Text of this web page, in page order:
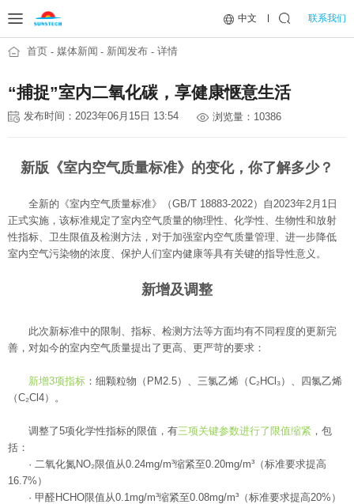
中文 联系我们
首页 媒体新闻 新闻发布 详情
“捕捉”室内二氧化碳，享健康惬意生活
发布时间：2023年06月15日 13:54 浏览量：10386
新版《室内空气质量标准》的变化，你了解多少？
全新的《室内空气质量标准》（GB/T 18883-2022）自2023年2月1日
正式实施，该标准规定了室内空气质量的物理性、化学性、生物性和放射
性指标、卫生限值及检测方法，对于加强室内空气质量管理、进一步降低
室内空气污染物的浓度、保护人们室内健康等具有关键的指导性意义。
新增及调整
此次新标准中的限制、指标、检测方法等方面均有不同程度的更新完
善，对如今的室内空气质量提出了更高、更严苛的要求：
新增3项指标 ：细颗粒物（PM2.5）、三氯乙烯（C₂HCl₃）、四氯乙烯
（C₂Cl4）。
调整了5项化学性指标的限值，有三项关键参数进行了限值缩紧 ，包
括：
· 二氧化氮NO₂限值从0.24mg/m³缩紧至0.20mg/m³（标准要求提高
16.7%）
· 甲醛HCHO限值从0.1mg/m³缩紧至0.08mg/m³（标准要求提高20%）